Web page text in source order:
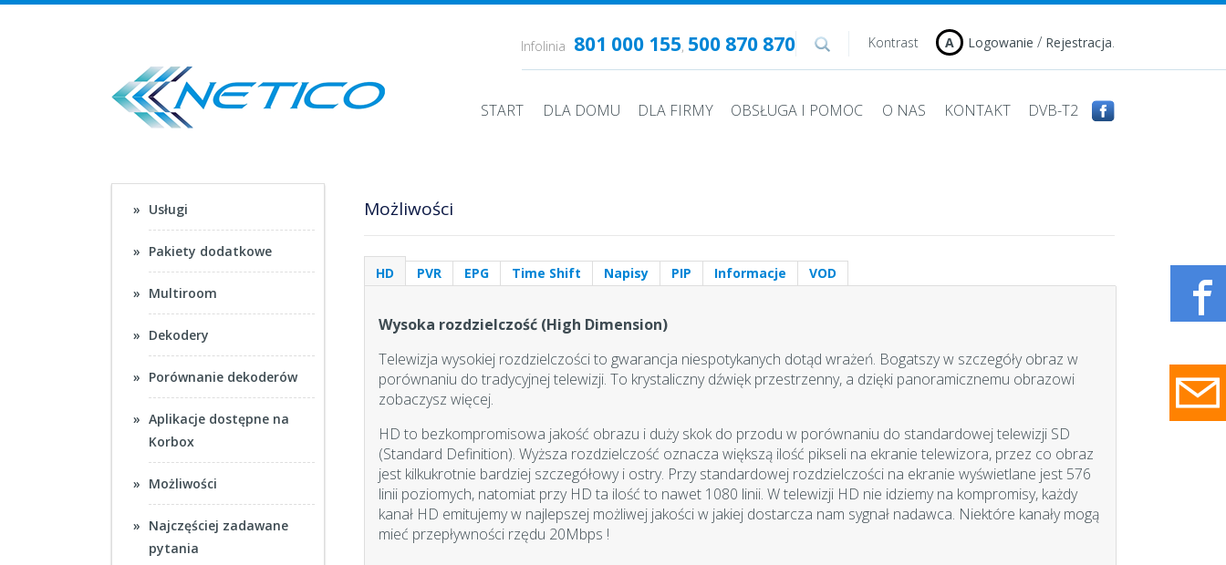
Infolinia 801 000 155, 500 870 870 Logowanie / Rejestracja.
Kontrast A
START DLA DOMU DLA FIRMY OBSŁUGA I POMOC O NAS KONTAKT DVB-T2
Usługi
Pakiety dodatkowe
Multiroom
Dekodery
Porównanie dekoderów
Aplikacje dostępne na
Korbox
Możliwości
Najczęściej zadawane
pytania
Możliwości
HD PVR EPG Time Shift Napisy PIP Informacje VOD
Wysoka rozdzielczość (High Dimension)
Telewizja wysokiej rozdzielczości to gwarancja niespotykanych dotąd wrażeń. Bogatszy w szczegóły obraz w
porównaniu do tradycyjnej telewizji. To krystaliczny dźwięk przestrzenny, a dzięki panoramicznemu obrazowi
zobaczysz więcej.
HD to bezkompromisowa jakość obrazu i duży skok do przodu w porównaniu do standardowej telewizji SD
(Standard Definition). Wyższa rozdzielczość oznacza większą ilość pikseli na ekranie telewizora, przez co obraz
jest kilkukrotnie bardziej szczegółowy i ostry. Przy standardowej rozdzielczości na ekranie wyświetlane jest 576
linii poziomych, natomiat przy HD ta ilość to nawet 1080 linii. W telewizji HD nie idziemy na kompromisy, każdy
kanał HD emitujemy w najlepszej możliwej jakości w jakiej dostarcza nam sygnał nadawca. Niektóre kanały mogą
mieć przepływności rzędu 20Mbps !